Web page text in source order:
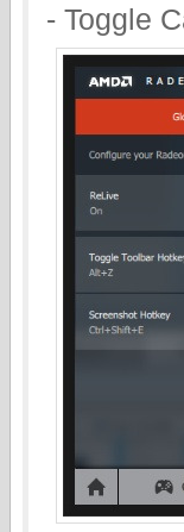
- Toggle